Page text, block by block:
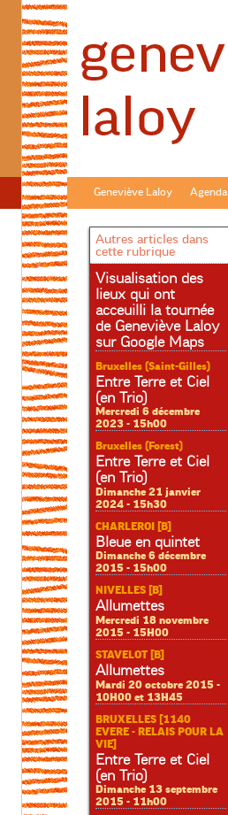
Geneviève Laloy Agenda
Autres articles dans
cette rubrique
Visualisation des
lieux qui ont
acceuilli la tournée
de Geneviève Laloy
sur Google Maps
Bruxelles (Saint-Gilles)
Entre Terre et Ciel
(en Trio)
Mercredi 6 décembre
2023 - 15h00
Bruxelles (Forest)
Entre Terre et Ciel
(en Trio)
Dimanche 21 janvier
2024 - 15h30
CHARLEROI [B]
Bleue en quintet
Dimanche 6 décembre
2015 - 15h00
NIVELLES [B]
Allumettes
Mercredi 18 novembre
2015 - 15H00
STAVELOT [B]
Allumettes
Mardi 20 octobre 2015 -
10H00 et 13H45
BRUXELLES [1140
EVERE - RELAIS POUR LA
VIE]
Entre Terre et Ciel
(en Trio)
Dimanche 13 septembre
2015 - 11h00